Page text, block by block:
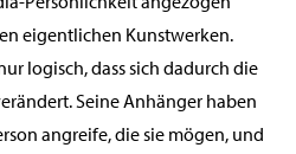
eigentlichen Kunstwerken.
logisch, dass sich dadurch die
Seine Anhänger haben
angreife, die sie mögen, und